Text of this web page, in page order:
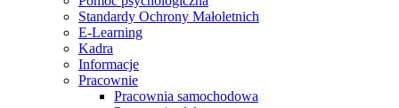
Standardy Ochrony Małoletnich
E-Learning
Kadra
Informacje
Pracownie
Pracownia samochodowa